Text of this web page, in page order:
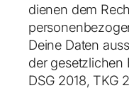
dienen dem
Deine Daten
der gesetzlichen
DSG 2018, TKG